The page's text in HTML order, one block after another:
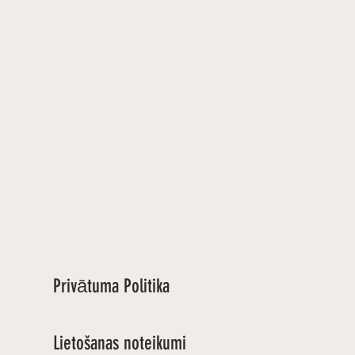
Privātuma Politika
Lietošanas noteikumi